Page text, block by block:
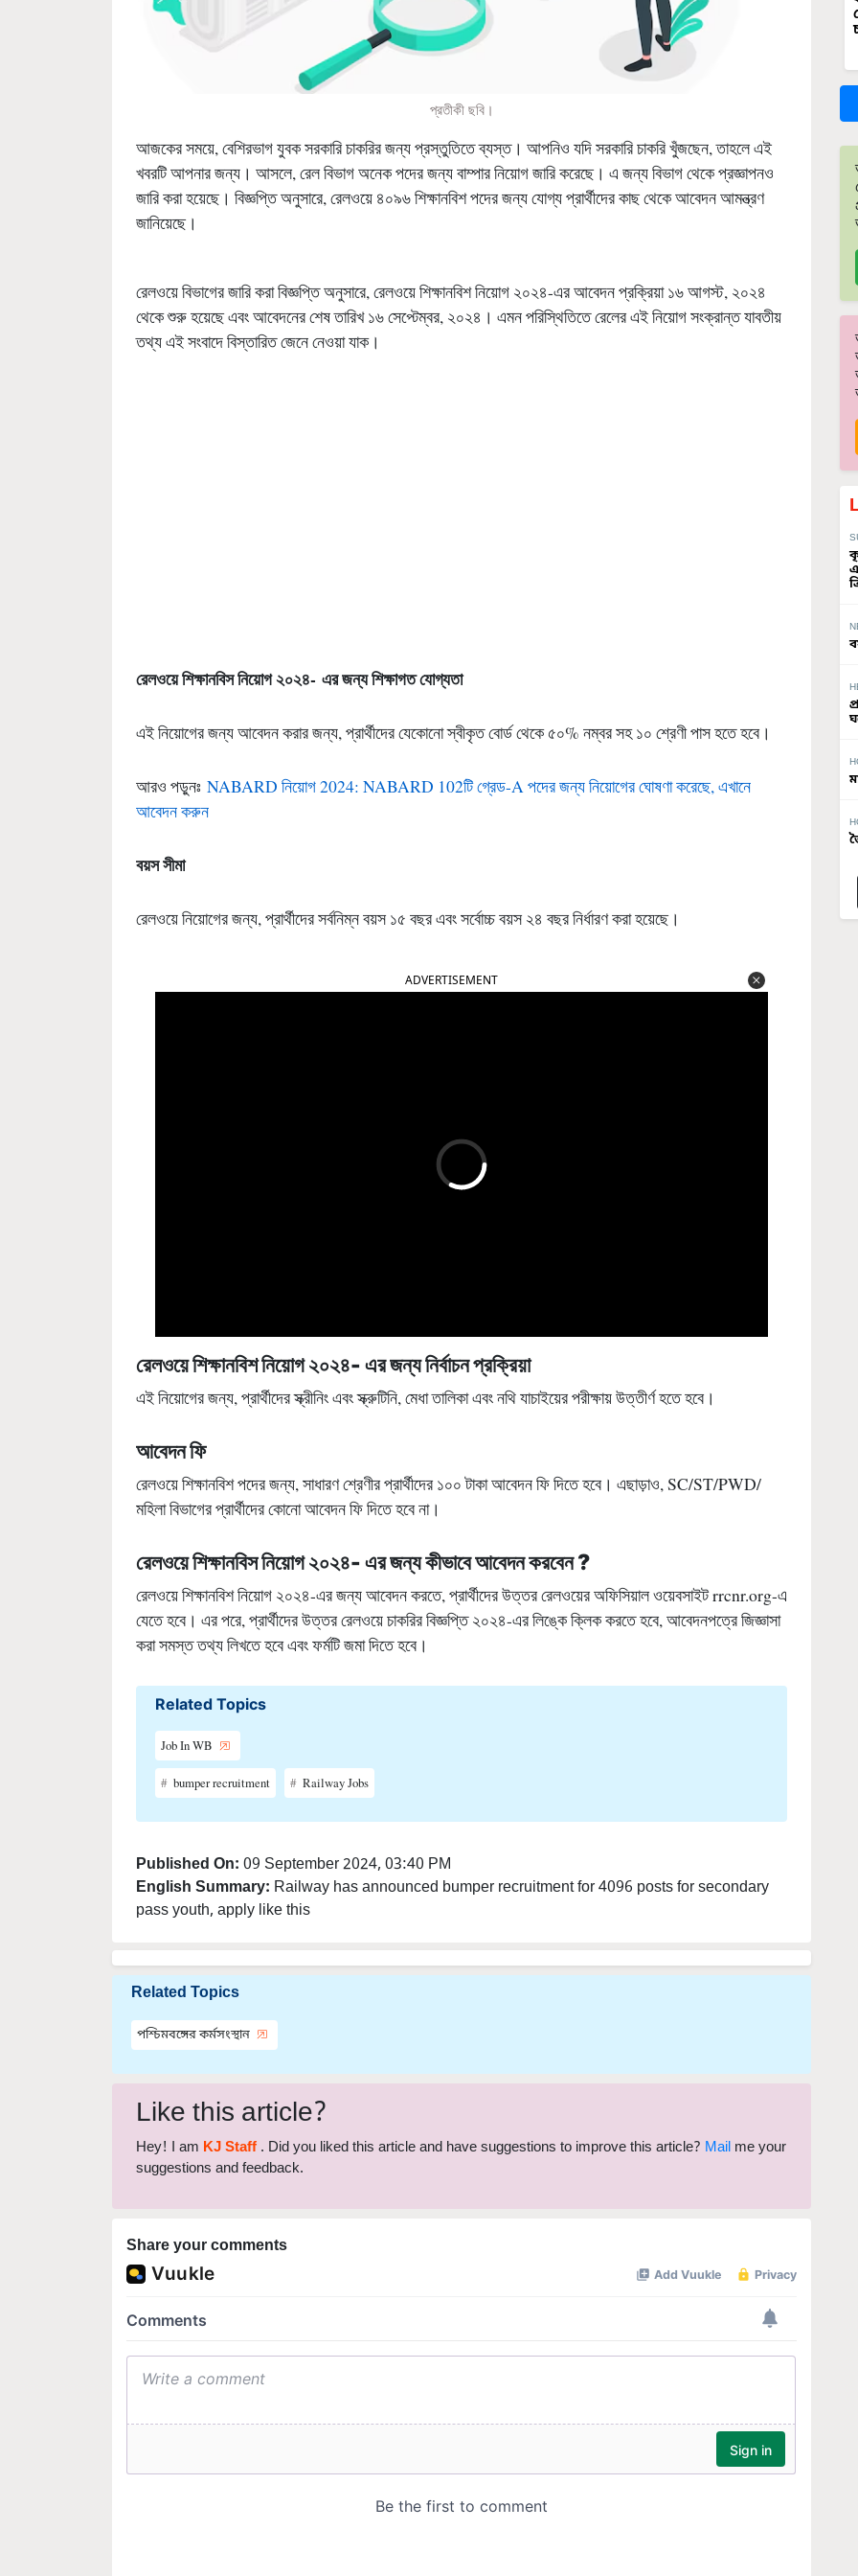
প্রতীকী ছবি।
আজকের সময়ে, বেশিরভাগ যুবক সরকারি চাকরির জন্য প্রস্তুতিতে ব্যস্ত। আপনিও যদি সরকারি চাকরি খুঁজছেন, তাহলে এই
খবরটি আপনার জন্য। আসলে, রেল বিভাগ অনেক পদের জন্য বাম্পার নিয়োগ জারি করেছে। এ জন্য বিভাগ থেকে প্রজ্ঞাপনও
জারি করা হয়েছে। বিজ্ঞপ্তি অনুসারে, রেলওয়ে ৪০৯৬ শিক্ষানবিশ পদের জন্য যোগ্য প্রার্থীদের কাছ থেকে আবেদন আমন্ত্রণ
জানিয়েছে।
রেলওয়ে বিভাগের জারি করা বিজ্ঞপ্তি অনুসারে, রেলওয়ে শিক্ষানবিশ নিয়োগ ২০২৪-এর আবেদন প্রক্রিয়া ১৬ আগস্ট, ২০২৪
থেকে শুরু হয়েছে এবং আবেদনের শেষ তারিখ ১৬ সেপ্টেম্বর, ২০২৪। এমন পরিস্থিতিতে রেলের এই নিয়োগ সংক্রান্ত যাবতীয়
তথ্য এই সংবাদে বিস্তারিত জেনে নেওয়া যাক।
রেলওয়ে শিক্ষানবিস নিয়োগ২০২৪- এর জন্য শিক্ষাগত যোগ্যতা
এই নিয়োগের জন্য আবেদন করার জন্য, প্রার্থীদের যেকোনো স্বীকৃত বোর্ড থেকে ৫০% নম্বর সহ ১০ শ্রেণী পাস হতে হবে।
আরও পড়ুনঃ NABARD নিয়োগ 2024: NABARD 102টি গ্রেড-A পদের জন্য নিয়োগের ঘোষণা করেছে, এখানে
আবেদন করুন
বয়স সীমা
রেলওয়ে নিয়োগের জন্য, প্রার্থীদের সর্বনিম্ন বয়স ১৫ বছর এবং সর্বোচ্চ বয়স ২৪ বছর নির্ধারণ করা হয়েছে।
রেলওয়ে শিক্ষানবিশ নিয়োগ২০২৪ এর জন্য নির্বাচন প্রক্রিয়া
এই নিয়োগের জন্য, প্রার্থীদের স্ক্রীনিং এবং স্ক্রুটিনি, মেধা তালিকা এবং নথি যাচাইয়ের পরীক্ষায় উত্তীর্ণ হতে হবে।
আবেদন ফি
রেলওয়ে শিক্ষানবিশ পদের জন্য, সাধারণ শ্রেণীর প্রার্থীদের ১০০ টাকা আবেদন ফি দিতে হবে। এছাড়াও, SC/ST/PWD/
মহিলা বিভাগের প্রার্থীদের কোনো আবেদন ফি দিতে হবে না।
রেলওয়ে শিক্ষানবিস নিয়োগ২০২৪ এর জন্য কীভাবে আবেদন করবেন?
রেলওয়ে শিক্ষানবিশ নিয়োগ ২০২৪-এর জন্য আবেদন করতে, প্রার্থীদের উত্তর রেলওয়ের অফিসিয়াল ওয়েবসাইট rrcnr.org-এ
যেতে হবে। এর পরে, প্রার্থীদের উত্তর রেলওয়ে চাকরির বিজ্ঞপ্তি ২০২৪-এর লিঙ্কে ক্লিক করতে হবে, আবেদনপত্রে জিজ্ঞাসা
করা সমস্ত তথ্য লিখতে হবে এবং ফর্মটি জমা দিতে হবে।
Related Topics
Job In WB
bumper recruitment Railway Jobs
Published On: 09 September 2024, 03:40 PM
English Summary: Railway has announced bumper recruitment for 4096 posts for secondary
pass youth, apply like this
Related Topics
পশ্চিমবঙ্গের কর্মসংস্থান
Like this article?
Hey! I am KJ Staff . Did you liked this article and have suggestions to improve this article? Mail
suggestions and feedback.
Share your comments